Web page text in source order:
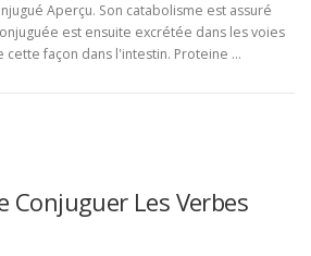
Aperçu. Son catabolisme est assuré
est ensuite excrétée dans les voies
façon dans l'intestin. Proteine …
Conjuguer Les Verbes